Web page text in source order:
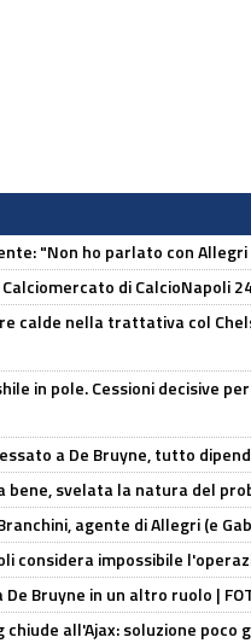
"Non ho parlato con Allegri
Calciomercato di CalcioNapoli
calde nella trattativa col
in pole. Cessioni decisive
a De Bruyne, tutto
bene, svelata la natura del
agente di Allegri (e
considera impossibile
Bruyne in un altro ruolo |
chiude all'Ajax: soluzione